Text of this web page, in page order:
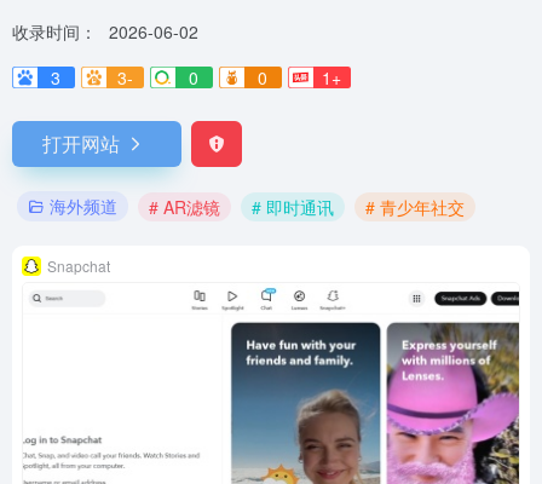
收录时间：
2026-06-02
3
3- 0 0 1+
打开网站
海外频道 # AR滤镜 # 即时通讯 # 青少年社交
Snapchat